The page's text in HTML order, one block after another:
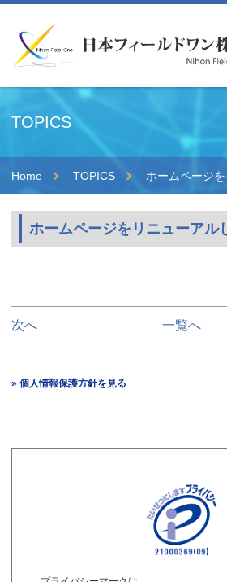
TOPICS
Home TOPICS ホームページ
ホームページをリニューアル
次へ 一覧へ
» 個人情報保護方針を見る